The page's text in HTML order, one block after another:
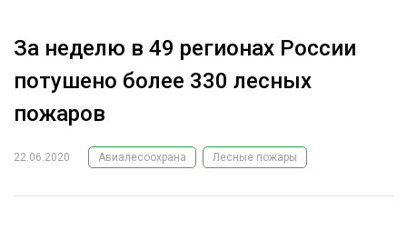
РЕКЛАМОДАТЕЛЯМ
ЛЕСНОЕ ХОЗЯЙСТВО
ЛЕСОЗАГОТОВКА
ЭКСПЕРТНОЕ МНЕНИЕ
За неделю в 49 регионах России
потушено более 330 лесных
пожаров
22.06.2020 Авиалесоохрана Лесные пожары